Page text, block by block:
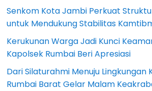
Senkom Kota Jambi Perkuat
untuk Mendukung Stabilitas
Kerukunan Warga Jadi Kunci
Kapolsek Rumbai Beri Apresiasi
Dari Silaturahmi Menuju Lingkungan
Rumbai Barat Gelar Malam